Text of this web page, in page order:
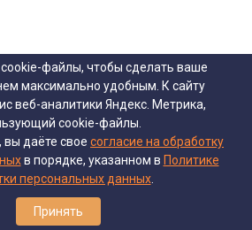
cookie-файлы, чтобы сделать ваше
максимально удобным. К cайту
веб-аналитики Яндекс. Метрика,
cookie-файлы.
вы даёте свое согласие на обработку
в порядке, указанном в Политике
персональных данных.
Принять
кожаные 37 TAMARIS